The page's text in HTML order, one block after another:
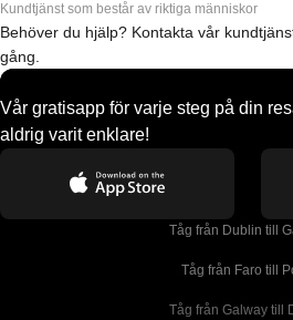
Kundtjänst som består av riktiga människor
Behöver du hjälp? Kontakta vår
gång.
Vår gratisapp för varje steg på din
aldrig varit enklare!
Tåg från Dublin till
Tåg från Faro till
Tåg från Galway till